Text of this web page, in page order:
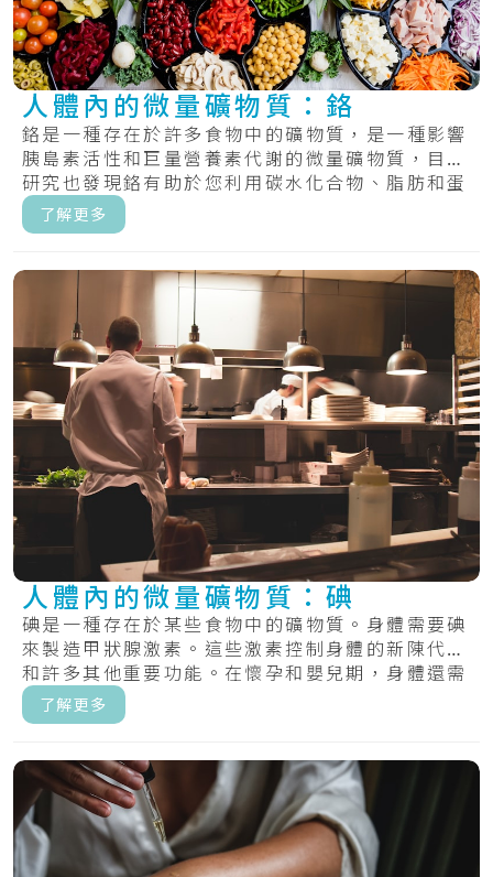
人體內的微量礦物質：鉻
鉻是一種存在於許多食物中的礦物質，是一種影響
胰島素活性和巨量營養素代謝的微量礦物質，目前
研究也發現鉻有助於您利用碳水化合物、脂肪和蛋
白質.....
了解更多
人體內的微量礦物質：碘
碘是一種存在於某些食物中的礦物質。身體需要碘
來製造甲狀腺激素。這些激素控制身體的新陳代謝
和許多其他重要功能。在懷孕和嬰兒期，身體還需
要甲.....
了解更多